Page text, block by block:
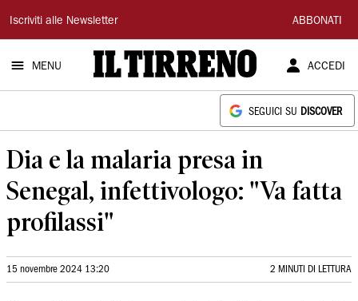
Il
Tirreno
Iscriviti alle Newsletter ABBONATI
MENU ACCEDI
SEGUICI SU DISCOVER
Dia e la malaria presa in
Senegal, infettivologo: "Va fatta
profilassi"
15 novembre 2024 13:20 2 MINUTI DI LETTURA